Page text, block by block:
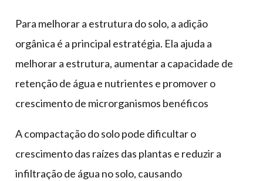
Para melhorar a estrutura do solo, a adição
orgânica é a principal estratégia. Ela ajuda a
melhorar a estrutura, aumentar a capacidade de
retenção de água e nutrientes e promover o
crescimento de microrganismos benéficos
A compactação do solo pode dificultar o
crescimento das raízes das plantas e reduzir a
infiltração de água no solo, causando